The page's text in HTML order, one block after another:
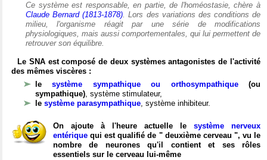
Ce système est responsable, en partie, de l'homéostasie, chère à
Claude Bernard (1813-1878). Lors des variations des conditions de
milieu, l'organisme réagit par une série de modifications
physiologiques, mais aussi comportementales, qui lui permettent de
retrouver son équilibre.
Le SNA est composé de deux systèmes antagonistes de l'activité
des mêmes viscères :
lesystème sympathique ou orthosympathique(ou
sympathique), système stimulateur,
le système parasympathique, système inhibiteur.
On ajoute à l'heure actuelle le système nerveux
entérique qui est qualifié de " deuxième cerveau ", vu le
nombre de neurones qu'il contient et ses rôles
essentiels sur le cerveau lui-même